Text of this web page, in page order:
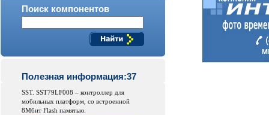
Поиск компонентов
Полезная информация:37
SST. SST79LF008 – контроллер для
мобильных платформ, со встроенной
8Мбит Flash памятью.